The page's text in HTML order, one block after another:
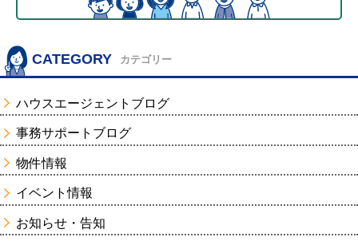
CATEGORY カテゴリー
ハウスエージェントブログ
事務サポートブログ
物件情報
イベント情報
お知らせ・告知